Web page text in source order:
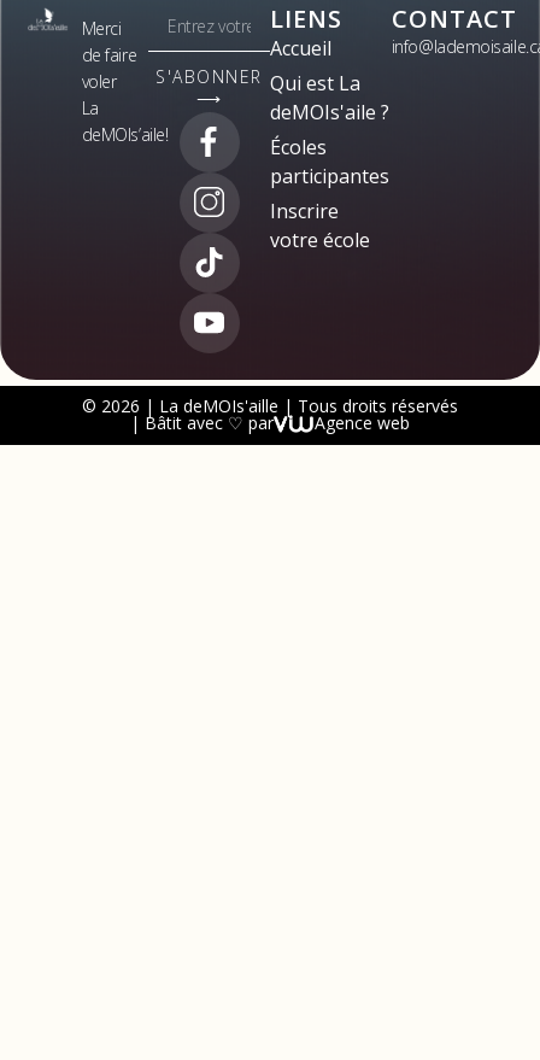
Merci
de faire
voler
La
deMOIs’aile!
S'ABONNER
⟶
LIENS
Accueil
Qui est La
deMOIs'aile ?
Écoles
participantes
Inscrire
votre école
CONTACT
© 2026 | La deMOIs'aille | Tous droits réservés
| Bâtit avec ♡ par Agence web